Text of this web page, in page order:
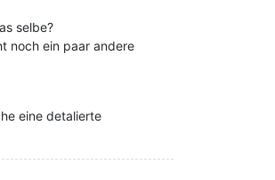
selbe?
noch ein paar andere
eine detalierte